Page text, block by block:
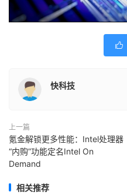

快科技
上一篇
氪金解锁更多性能：Intel处理器
“内购”功能定名Intel On
Demand
相关推荐